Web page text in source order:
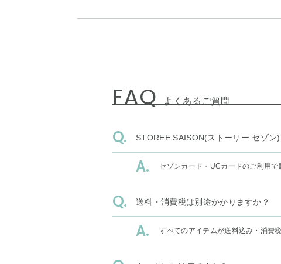
FAQ よくあるご質問
STOREE SAISON(ストーリー セゾ
セゾンカード・UCカードのご利用
送料・消費税は別途かかりますか？
すべてのアイテムが送料込み・消費税